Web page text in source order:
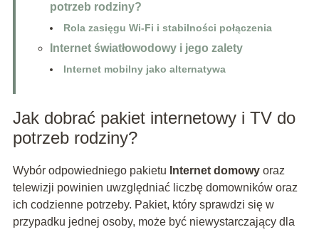
potrzeb rodziny?
Rola zasięgu Wi-Fi i stabilności połączenia
Internet światłowodowy i jego zalety
Internet mobilny jako alternatywa
Jak dobrać pakiet internetowy i TV do
potrzeb rodziny?
Wybór odpowiedniego pakietu Internet domowyoraz
telewizji powinien uwzględniać liczbę domowników oraz
ich codzienne potrzeby. Pakiet, który sprawdzi się w
przypadku jednej osoby, może być niewystarczający dla